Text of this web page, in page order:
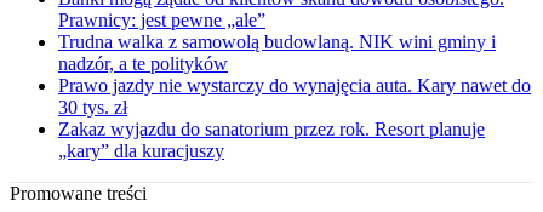
Prawnicy: jest pewne „ale”
Trudna walka z samowolą budowlaną. NIK wini gminy i
nadzór, a te polityków
Prawo jazdy nie wystarczy do wynajęcia auta. Kary nawet do
30 tys. zł
Zakaz wyjazdu do sanatorium przez rok. Resort planuje
„kary” dla kuracjuszy
Promowane treści